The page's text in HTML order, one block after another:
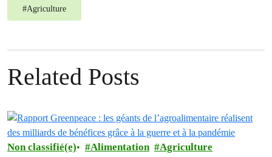
#Agriculture
Related Posts
Non classifié(e) Alimentation Agriculture